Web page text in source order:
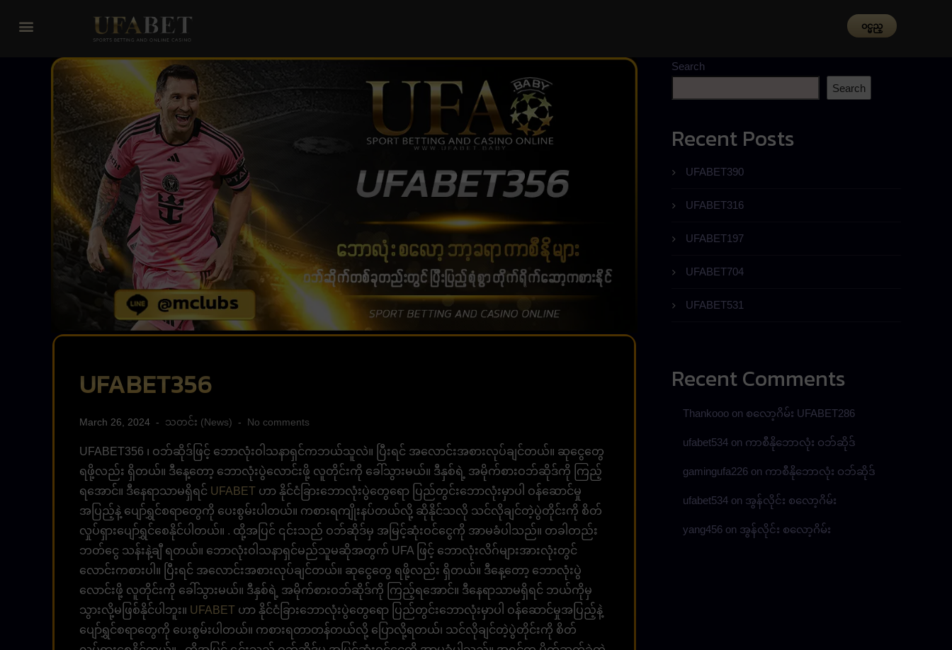
၀င္မည္
UFABET356
March 26, 2024 သတင်း (News) No comments
UFABET356 ၊ ဝဘ်ဆိုဒ်ဖြင့် ဘောလုံးဝါသနာရှင်ကဘယ်သူလဲ။ ပြီးရင် အလောင်းအစားလုပ်ချင်တယ်။ ဆုငွေတွေ
ရဖို့လည်း ရှိတယ်။ ဒီနေ့တော့ ဘောလုံးပွဲလောင်းဖို့ လူတိုင်းကို ခေါ်သွားမယ်။ ဒီနှစ်ရဲ့ အမိုက်စားဝဘ်ဆိုဒ်ကို ကြည့်
ရအောင်။ ဒီနေရာသာမရှိရင် UFABET ဟာ နိုင်ငံခြားဘောလုံးပွဲတွေရော ပြည်တွင်းဘောလုံးမှာပါ ဝန်ဆောင်မှု
အပြည့်နဲ့ ပျော်ရွှင်စရာတွေကို ပေးစွမ်းပါတယ်။ ကစားရကျိုးနပ်တယ်လို့ ဆိုနိုင်သလို သင်လိုချင်တဲ့ပွဲတိုင်းကို စိတ်
လှုပ်ရှားပျော်ရွှင်စေနိုင်ပါတယ်။ . ထို့အပြင် ၎င်းသည် ဝဘ်ဆိုဒ်မှ အမြင့်ဆုံးဝင်ငွေကို အာမခံပါသည်။ တခါတည်း
ဘတ်ငွေ သန်းနဲ့ချီ ရတယ်။ ဘောလုံးဝါသနာရှင်မည်သူမဆိုအတွက် UFA ဖြင့် ဘောလုံးလိဂ်များအားလုံးတွင်
လောင်းကစားပါ။ ပြီးရင် အလောင်းအစားလုပ်ချင်တယ်။ ဆုငွေတွေ ရဖို့လည်း ရှိတယ်။ ဒီနေ့တော့ ဘောလုံးပွဲ
လောင်းဖို့ လူတိုင်းကို ခေါ်သွားမယ်။ ဒီနှစ်ရဲ့ အမိုက်စားဝဘ်ဆိုဒ်ကို ကြည့်ရအောင်။ ဒီနေရာသာမရှိရင် ဘယ်ကိုမှ
သွားလို့မဖြစ်နိုင်ပါဘူး။ UFABET ဟာ နိုင်ငံခြားဘောလုံးပွဲတွေရော ပြည်တွင်းဘောလုံးမှာပါ ဝန်ဆောင်မှုအပြည့်နဲ့
ပျော်ရွှင်စရာတွေကို ပေးစွမ်းပါတယ်။ ကစားရတာတန်တယ်လို့ ပြောလို့ရတယ်၊ သင်လိုချင်တဲ့ပွဲတိုင်းကို စိတ်
Search
Search
Recent Posts
UFABET390
UFABET316
UFABET197
UFABET704
UFABET531
Recent Comments
Thankooo on စလော့ဂိမ်း UFABET286
ufabet534 on ကာစီနိုဘောလုံး ဝဘ်ဆိုဒ်
gamingufa226 on ကာစီနိုဘောလုံး ဝဘ်ဆိုဒ်
ufabet534 on အွန်လိုင်း စလော့ဂိမ်း
yang456 on အွန်လိုင်း စလော့ဂိမ်း